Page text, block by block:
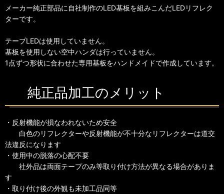
メーカー純正部品に自社制作のLED基板を組みこんだLEDリフレク
ターです。
テープLEDは使用していません。
基板を使用しない空中ハンダは行っていません。
1点ずつ形状に合わせた専用基板をハンドメイドで作成しています。
純正品加工のメリット
・反射機能が損なわれないため安全
白色のリフレクターや反射機能が不十分なリフレクターは道交
法違反になります
・使用中の脱落の心配不要
社外品は両面テープのみ等取り付け方法が異なる場合がありま
す
・取り付け後の外観も未加工品同等